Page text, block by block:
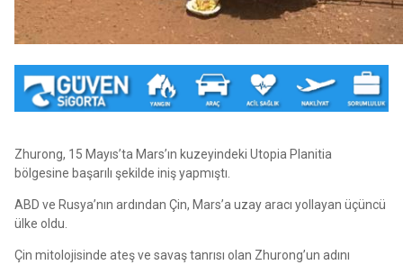
Zhurong, 15 Mayıs’ta Mars’ın kuzeyindeki Utopia Planitia
bölgesine başarılı şekilde iniş yapmıştı.
ABD ve Rusya’nın ardından Çin, Mars’a uzay aracı yollayan üçüncü
ülke oldu.
Çin mitolojisinde ateş ve savaş tanrısı olan Zhurong’un adını